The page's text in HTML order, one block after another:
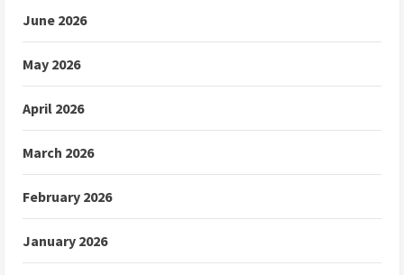
June 2026
May 2026
April 2026
March 2026
February 2026
January 2026